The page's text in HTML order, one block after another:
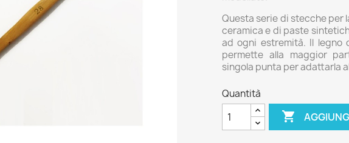
Questa serie di stecche per
ceramica e di paste
ad ogni estremità. Il legno
permette alla maggior
singola punta per adattarla
Quantità
